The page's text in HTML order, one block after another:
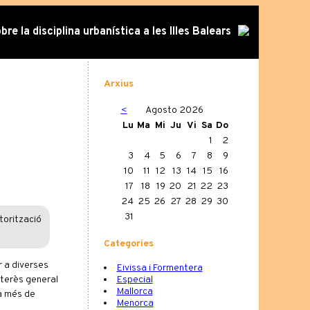
la disciplina urbanística a les Illes Balears
a diverses
general
més de
Arxius
<
Agosto 2026
Lu Ma Mi Ju Vi Sa Do
1
2
3
4 5 6 7 8
9
10
11 12 13 14 15
16
17
18 19 20 21 22 23
24 25 26 27 28 29 30
31
Categories
Eivissa i Formentera
Especial
Mallorca
Menorca